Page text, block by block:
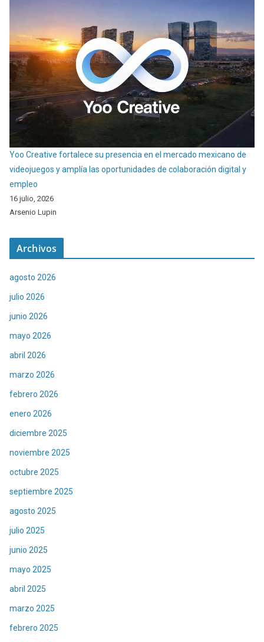
Yoo Creative fortalece su presencia en el mercado mexicano de
videojuegos y amplía las oportunidades de colaboración digital y
empleo
16 julio, 2026
Arsenio Lupin
Archivos
agosto 2026
julio 2026
junio 2026
mayo 2026
abril 2026
marzo 2026
febrero 2026
enero 2026
diciembre 2025
noviembre 2025
octubre 2025
septiembre 2025
agosto 2025
julio 2025
junio 2025
mayo 2025
abril 2025
marzo 2025
febrero 2025